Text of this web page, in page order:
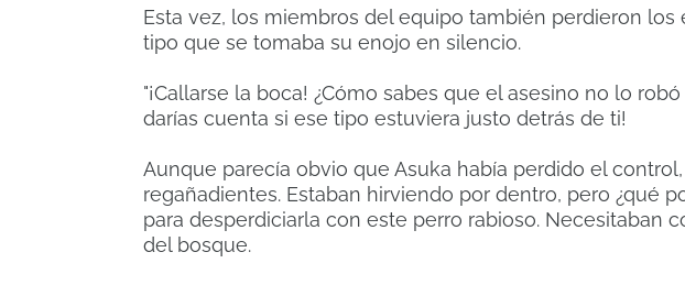
Esta vez, los miembros del equipo también perdieron los
tipo que se tomaba su enojo en silencio.
"¡Callarse la boca! ¿Cómo sabes que el asesino no lo
darías cuenta si ese tipo estuviera justo detrás de ti!
Aunque parecía obvio que Asuka había perdido el
regañadientes. Estaban hirviendo por dentro, pero ¿qué
para desperdiciarla con este perro rabioso. Necesitaban
del bosque.